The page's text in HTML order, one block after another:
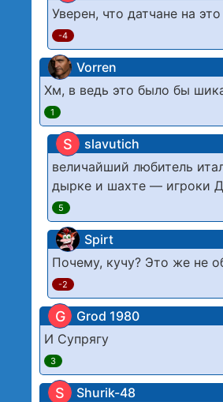
Уверен, что датчане на
-4
Vorren
Хм, в ведь это было бы
1
S slavutich
величайший любитель
дырке и шахте — игроки
5
Spirt
Почему, кучу? Это же не
-2
G Grod 1980
И Супрягу
3
S Shurik-48